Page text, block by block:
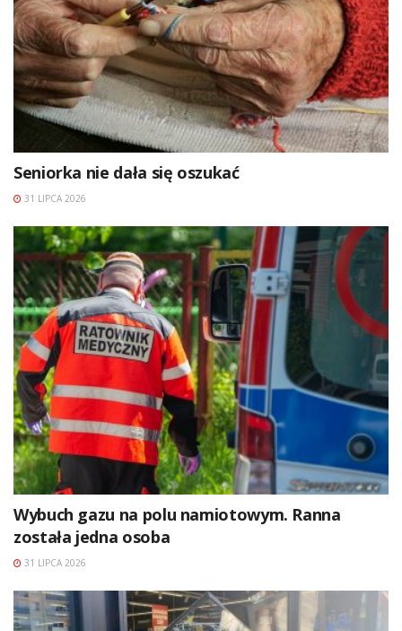
Seniorka nie dała się oszukać
31 LIPCA 2026
Wybuch gazu na polu namiotowym. Ranna
została jedna osoba
31 LIPCA 2026